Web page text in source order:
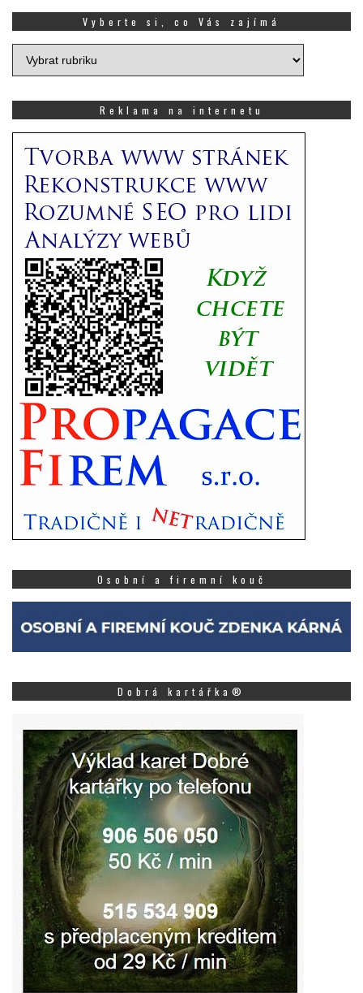
Vyberte si, co Vás zajímá
Vyberte
si,
zajímá
Reklama na internetu
Osobní a firemní kouč
Dobrá kartářka®